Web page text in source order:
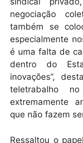
negociação
também se
especialmente
é uma falta de
dentro do
inovações”,
teletrabalho
extremamente
que não fazem
Ressaltou o